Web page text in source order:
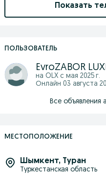
Показать
ПОЛЬЗОВАТЕЛЬ
EvroZABOR
на OLX с мая 2025 г.
Онлайн 03 августа
Все объявления
МЕСТОПОЛОЖЕНИЕ
Шымкент, Туран
Туркестанская область